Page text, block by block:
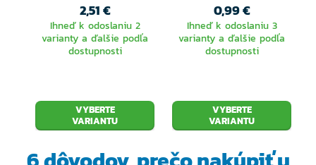
2,51 €
Ihneď k odoslaniu 2
varianty a ďalšie podľa
dostupnosti
VYBERTE
VARIANTU
0,99 €
Ihneď k odoslaniu 3
varianty a ďalšie podľa
dostupnosti
VYBERTE
VARIANTU